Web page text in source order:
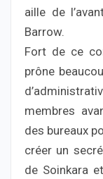
aille de
Barrow.
Fort de ce
prône
membres
des bureaux
créer un
de Soinkara